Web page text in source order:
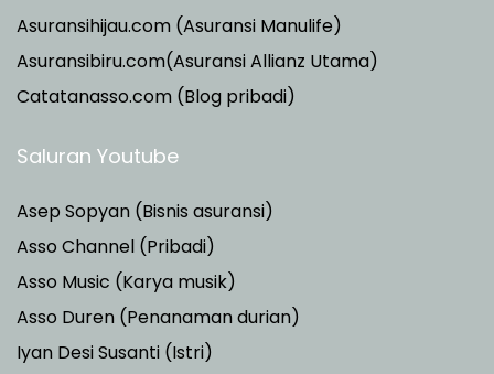
Asuransihijau.com (Asuransi Manulife)
Asuransibiru.com(Asuransi Allianz Utama)
Catatanasso.com (Blog pribadi)
Saluran Youtube
Asep Sopyan (Bisnis asuransi)
Asso Channel (Pribadi)
Asso Music (Karya musik)
Asso Duren (Penanaman durian)
Iyan Desi Susanti (Istri)